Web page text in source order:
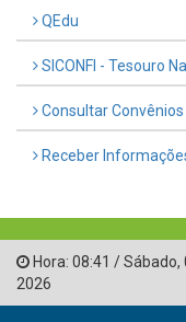
QEdu
SICONFI - Tesouro
Consultar Convênios
Receber
Hora: 08:41 /Sábado,
2026